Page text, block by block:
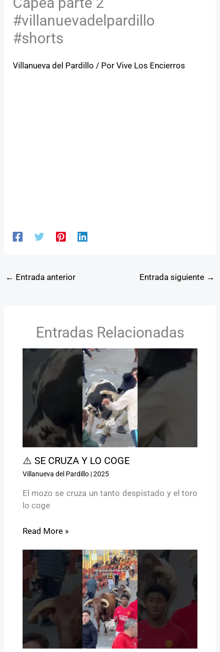
#villanuevadelpardillo
#shorts
Villanueva del Pardillo / PorVive Los Encierros
← Entrada anterior Entrada siguiente →
Entradas Relacionadas
⚠️ SE CRUZA Y LO COGE
Villanueva del Pardillo|2025
El mozo se cruza un tanto despistado y el toro
lo coge
Read More »